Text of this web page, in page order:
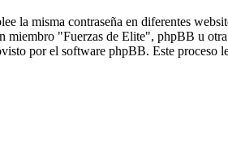
la misma contraseña en diferentes
miembro "Fuerzas de Elite", phpBB u
por el software phpBB. Este proceso